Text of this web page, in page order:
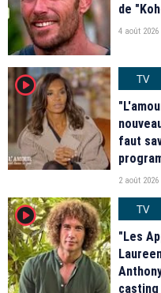
de
4 août 2026
player2
TV
faut
2 août 2026
player2
TV
"Les